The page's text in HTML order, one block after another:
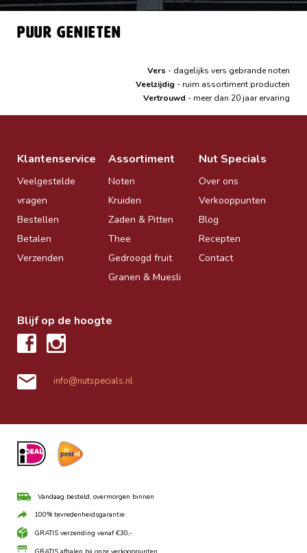
Puur genieten
Vers - dagelijks vers gebrande noten
Veelzijdig - ruim assortiment producten
Vertrouwd - meer dan 20 jaar ervaring
Klantenservice
Veelgestelde
vragen
Bestellen
Betalen
Verzenden
Assortiment
Noten
Kruiden
Zaden & Pitten
Thee
Gedroogd fruit
Granen & Muesli
Nut Specials
Over ons
Verkooppunten
Blog
Recepten
Contact
Blijf op de hoogte
info@nutspecials.nl
Vandaag besteld, overmorgen binnen
100% tevredenheidsgarantie
GRATIS verzending vanaf €30,-